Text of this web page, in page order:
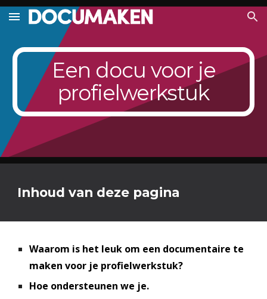
Skip to main content Skip to navigation
Een docu voor je
profielwerkstuk
Inhoud van deze pagina
Waarom is het leuk om een documentaire te
maken voor je profielwerkstuk?
Hoe ondersteunen we je.